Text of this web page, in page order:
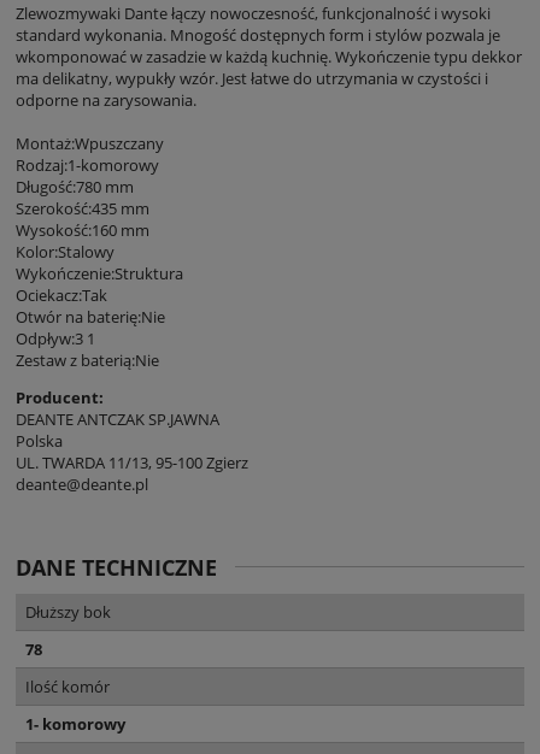
Zlewozmywaki Dante łączy nowoczesność, funkcjonalność i wysoki
standard wykonania. Mnogość dostępnych form i stylów pozwala je
wkomponować w zasadzie w każdą kuchnię. Wykończenie typu dekkor
ma delikatny, wypukły wzór. Jest łatwe do utrzymania w czystości i
odporne na zarysowania.
Montaż:Wpuszczany
Rodzaj:1-komorowy
Długość:780 mm
Szerokość:435 mm
Wysokość:160 mm
Kolor:Stalowy
Wykończenie:Struktura
Ociekacz:Tak
Otwór na baterię:Nie
Odpływ:3 1
Zestaw z baterią:Nie
Producent:
DEANTE ANTCZAK SP.JAWNA
Polska
UL. TWARDA 11/13, 95-100 Zgierz
deante@deante.pl
DANE TECHNICZNE
Dłuższy bok
78
Ilość komór
1- komorowy